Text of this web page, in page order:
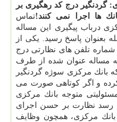
گردنگیر درج كد رهگیری بر
ها اجرا نمی كنند!تماس
درباب پیگیری این مساله
بعنوان پاسخ رسید. یكی از
تلفن های نظارتی درج
مساله عنوان شده از طرف
بانك مركزی سوژه گردنگیر
كرده و اگر كوتاهی صورت می
متوجه بانك مركزی
رسد نظارت بر حسن اجرای
بانك مركزی، همچون وظایف